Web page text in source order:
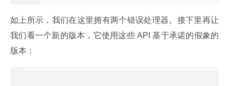
如上所示，我们在这里拥有两个错误处理器。接下里再让
我们看一个新的版本，它使用这些 API 基于承诺的假象的
版本：